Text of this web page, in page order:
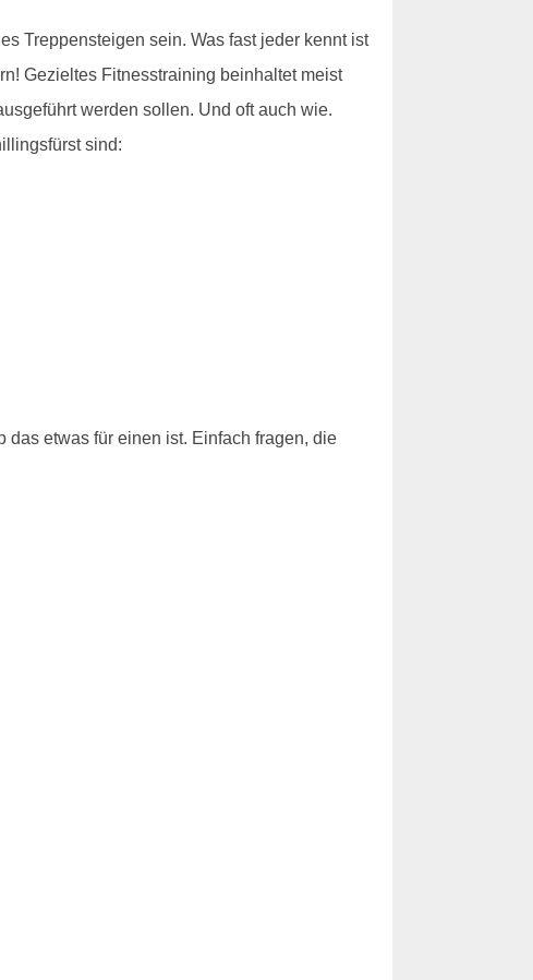
Treppensteigen sein. Was fast jeder kennt ist
Gezieltes Fitnesstraining beinhaltet meist
werden sollen. Und oft auch wie.
sind:
etwas für einen ist. Einfach fragen, die